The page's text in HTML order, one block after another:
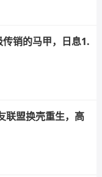
销的马甲，日息1.
联盟换壳重生，高